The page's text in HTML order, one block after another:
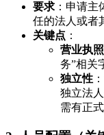
要求 ：申请
任的法人或者
关键点 ：
营业执照
务”相关
独立性
独立法
需有正